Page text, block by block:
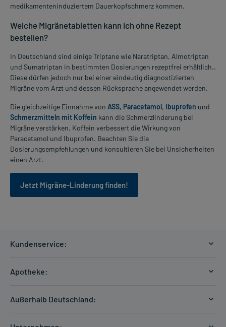
medikamenteninduziertem Dauerkopfschmerz kommen.
Welche Migränetabletten kann ich ohne Rezept
bestellen?
In Deutschland sind einige Triptane wie Naratriptan, Almotriptan
und Sumatriptan in bestimmten Dosierungen rezeptfrei erhältlich..
Diese dürfen jedoch nur bei einer eindeutig diagnostizierten
Migräne vom Arzt und dessen Rücksprache angewendet werden.
Die gleichzeitige Einnahme von ASS, Paracetamol, Ibuprofen und
Schmerzmitteln mit Koffein kann die Schmerzlinderung bei
Migräne verstärken. Koffein verbessert die Wirkung von
Paracetamol und Ibuprofen. Beachten Sie die
Dosierungsempfehlungen und konsultieren Sie bei Unsicherheiten
einen Arzt.
Jetzt Migräne-Linderung finden!
Kundenservice:
Zahlungsarten
Hilfe
Apotheke:
Außerhalb Deutschland: